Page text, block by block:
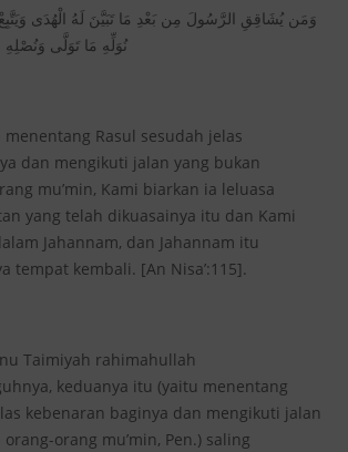
وَمَن يُشَاقِقِ الرَّسُولَ مِن بَعْدِ مَا تَبَيَّنَ لَهُ الْهُدَى
نُوَلِّهِ مَا تَوَلَّى
Rasul sesudah jelas
dan mengikuti jalan yang bukan
mu’min, Kami biarkan ia leluasa
yang telah dikuasainya itu dan Kami
Jahannam, dan Jahannam itu
tempat kembali. [An Nisa’:115].
Taimiyah rahimahullah
keduanya itu (yaitu menentang
kebenaran baginya dan mengikuti jalan
orang mu’min, Pen.) saling